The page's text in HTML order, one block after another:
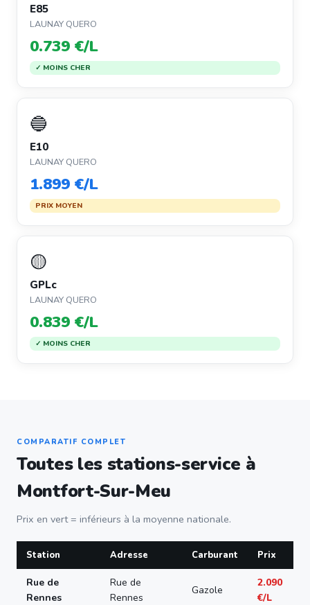
E85
LAUNAY QUERO
0.739 €/L
✓ MOINS CHER
🔵
E10
LAUNAY QUERO
1.899 €/L
PRIX MOYEN
🟡
GPLc
LAUNAY QUERO
0.839 €/L
✓ MOINS CHER
COMPARATIF COMPLET
Toutes les stations-service à
Montfort-Sur-Meu
Prix en vert = inférieurs à la moyenne nationale.
Station Adresse Carburant Prix
Rue de
Rennes
Rue de
Rennes
Gazole
2.090
€/L